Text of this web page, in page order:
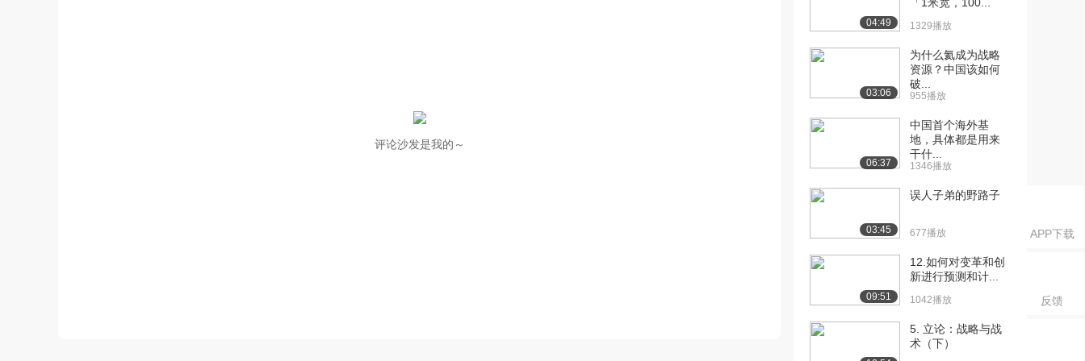
APP下载
反馈
评论沙发是我的～
04:49 1329播放
03:06
为什么氦成为战略
资源？中国该如何
破...
955播放
06:37
中国首个海外基
地，具体都是用来
干什...
1346播放
03:45
误人子弟的野路子
677播放
09:51
12.如何对变革和创
新进行预测和计...
1042播放
5. 立论：战略与战
术（下）